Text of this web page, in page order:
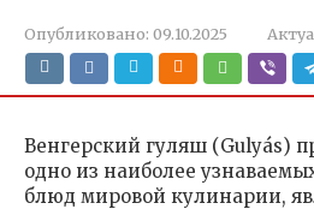
Опубликовано: 09.10.2025
Венгерский гуляш (Gulyás)
одно из наиболее
блюд мировой кулинарии,